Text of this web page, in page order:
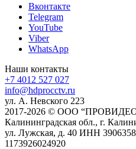
Вконтакте
Telegram
YouTube
Viber
WhatsApp
Наши контакты
+7 4012 527 027
info@hdprocctv.ru
ул. А. Невского 223
2017-2026 © ООО
Калининградская обл., г.
ул. Лужская, д. 40 ИНН
1173926024920